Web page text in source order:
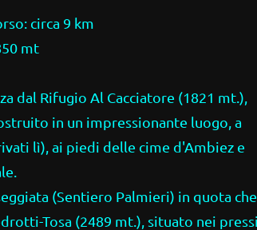
circa 9 km
mt
dal Rifugio Al Cacciatore (1821 mt.),
in un impressionante luogo, a
lì), ai piedi delle cime d'Ambiez e
(Sentiero Palmieri) in quota che
Tosa (2489 mt.), situato nei